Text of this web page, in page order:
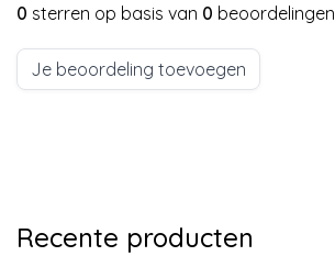
0 sterren op basis van 0 beoordelingen
Je beoordeling toevoegen
Recente producten